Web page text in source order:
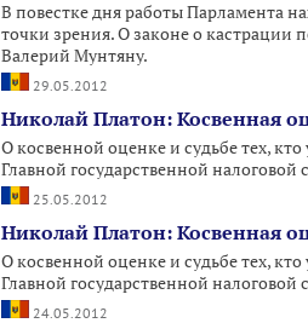
В повестке дня работы Парламента
точки зрения. О законе о кастрации
Валерий Мунтяну.
29.05.2012
Николай Платон: Косвенная
О косвенной оценке и судьбе тех,
Главной государственной налоговой
25.05.2012
Николай Платон: Косвенная
О косвенной оценке и судьбе тех,
Главной государственной налоговой
24.05.2012